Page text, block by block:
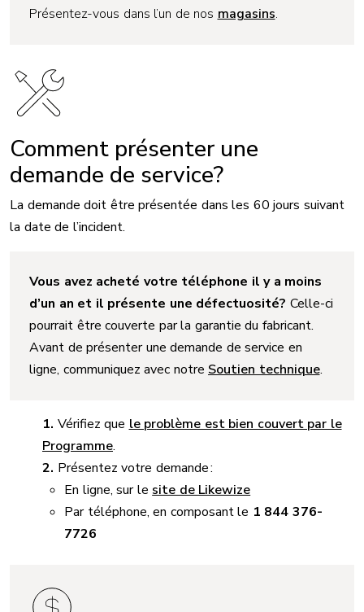
Présentez-vous dans l’un de nos magasins.
Image
Comment présenter une
demande de service?
La demande doit être présentée dans les 60 jours suivant
la date de l’incident.
Vous avez acheté votre téléphone il y a moins
d’un an et il présente une défectuosité? Celle-ci
pourrait être couverte par la garantie du fabricant.
Avant de présenter une demande de service en
ligne, communiquez avec notre Soutien technique.
Vérifiez que le problème est bien couvert par le
Programme.
Présentez votre demande :
En ligne, sur le site de Likewize
Par téléphone, en composant le 1 844 376-
7726